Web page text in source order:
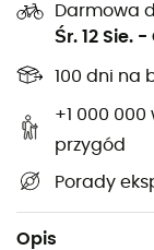
Darmowa
Śr. 12 Sie. -
100 dni na
+1 000
przygód
Porady
Opis
Ochrona
Kieszenie
Elastyczne
Skład: 100%